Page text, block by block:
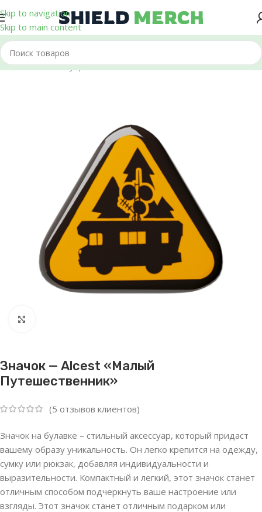
Skip to navigation
Skip to main content
Главная/Аксессуары/Значки
Значок — Alcest «Малый
Путешественник»
(5 отзывов клиентов)
Значок на булавке – стильный аксессуар, который придаст
вашему образу уникальность. Он легко крепится на одежду,
сумку или рюкзак, добавляя индивидуальности и
выразительности. Компактный и легкий, этот значок станет
отличным способом подчеркнуть ваше настроение или
взгляды. Этот значок станет отличным подарком или